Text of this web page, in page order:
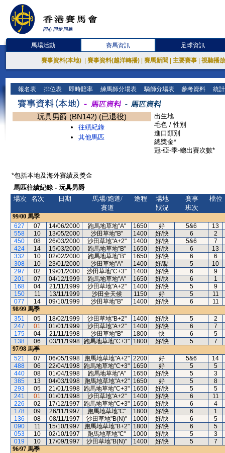
馬場活動 賽馬資訊 足球資訊
賽事資料(本地) 賽事資料(越洋轉播) 賽馬新聞 主要賽事 視聽播
報名表 排位表 即時賠率 練馬師分場表 騎師分場表 參考資料 統
玩具男爵 (BN142) (已退役)
往績紀錄
其他馬匹
出生地
毛色 / 性別
進口類別
總獎金*
冠-亞-季-總出賽次數*
*包括本地及海外賽績及獎金
馬匹往績紀錄 - 玩具男爵
場次
名次 日期
馬場/跑道/
賽道
途程
場地
狀況
賽事
班次
檔位
99/00 馬季
627
07 14/06/2000 跑馬地草地"A" 1650 好 5&6
13
558
10 13/05/2000 沙田草地"B" 1400 好/快 6
2
450
08 26/03/2000 沙田草地"A+2" 1400 好/快 5&6
7
424
14 15/03/2000 跑馬地草地"B" 1650 好/快 6
13
332
10 02/02/2000 跑馬地草地"B" 1650 好/快 6
6
308
10 23/01/2000 沙田草地"A" 1400 好/黏 5
10
297
02 19/01/2000 沙田草地"C+3" 1400 好/快 6
9
201
07 04/12/1999 跑馬地草地"A" 1650 好/快 6
1
168
04 21/11/1999 沙田草地"A+2" 1400 好/快 5
9
150
11 13/11/1999 沙田全天候 1150 好 5
11
077
14 09/10/1999 沙田草地"B" 1400 好/快 6
11
98/99 馬季
351
05 18/02/1999 沙田草地"B+2" 1400 好/快 5
2
247
01 01/01/1999 沙田草地"A+2" 1400 好/快 6
7
175
04 21/11/1998 沙田草地"B" 1800 快 6
5
138
06 03/11/1998 跑馬地草地"C+3" 1800 好/快 5
7
97/98 馬季
521
07 06/05/1998 跑馬地草地"A+2" 2200 好 5&6
14
488
06 22/04/1998 跑馬地草地"C+3" 1650 好 5
5
440
08 01/04/1998 跑馬地草地"A" 1650 好/快 5
3
385
13 04/03/1998 跑馬地草地"A+2" 1650 好 5
8
293
05 21/01/1998 跑馬地草地"C+3" 1650 好/快 5
5
241
01 01/01/1998 沙田草地"A+2" 1400 好/快 6
11
226
02 17/12/1997 跑馬地草地"C+3" 1650 好/快 6
4
178
09 26/11/1997 跑馬地草地"C" 1800 好/快 6
1
136
08 08/11/1997 沙田草地"B(N)" 1000 好/快 6
5
090
11 15/10/1997 跑馬地草地"B+2" 1800 好/快 6
5
053
10 02/10/1997 跑馬地草地"C" 1000 好/快 5
3
019
10 17/09/1997 沙田草地"B(N)" 1400 好/快 5
7
96/97 馬季